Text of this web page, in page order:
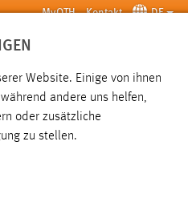
MyOTH Kontakt DE
SUCHE
Website. Einige von ihnen
andere uns helfen,
oder zusätzliche
zu stellen.